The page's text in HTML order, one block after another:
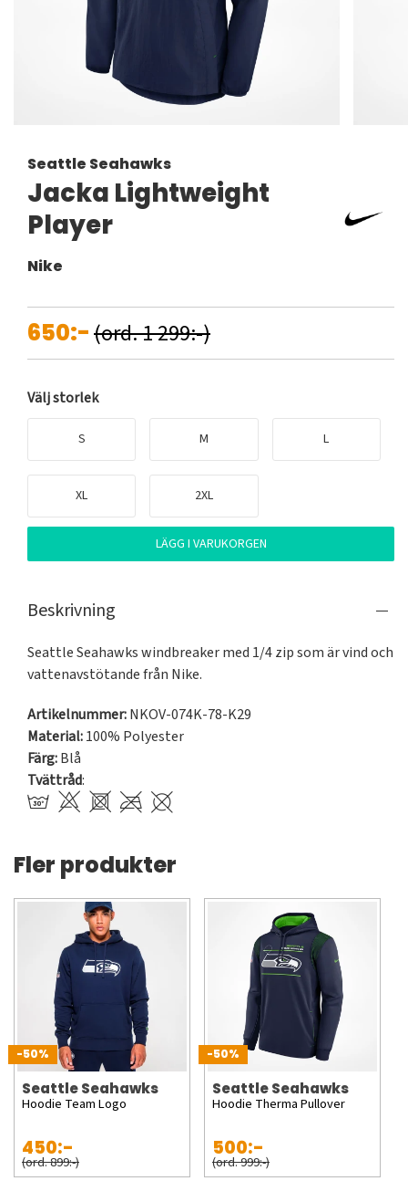
Seattle Seahawks
Jacka Lightweight
Player
Nike
650:-(ord. 1 299:-)
Välj storlek
S M L
XL 2XL
LÄGG I VARUKORGEN
Beskrivning
Seattle Seahawks windbreaker med 1/4 zip som är vind och
vattenavstötande från Nike.
Artikelnummer:NKOV-074K-78-K29
Material:100% Polyester
Färg:Blå
Tvättråd:
Fler produkter
-50%
Seattle Seahawks
Hoodie Team Logo
450:-
(ord. 899:-)
-50%
Seattle Seahawks
Hoodie Therma Pullover
500:-
(ord. 999:-)